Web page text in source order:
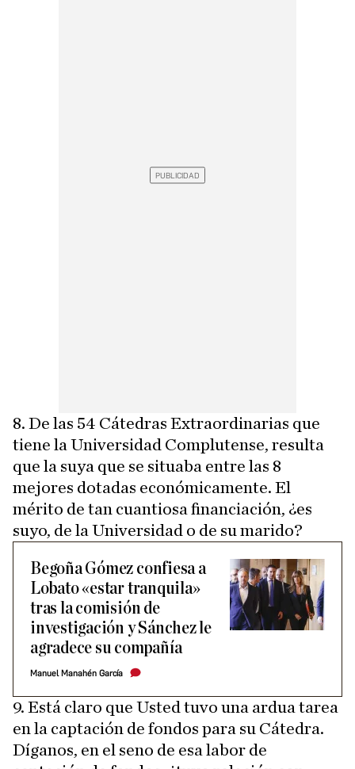
8. De las 54 Cátedras Extraordinarias que
tiene la Universidad Complutense, resulta
que la suya que se situaba entre las 8
mejores dotadas económicamente. El
mérito de tan cuantiosa financiación, ¿es
suyo, de la Universidad o de su marido?
Begoña Gómez confiesa a
Lobato «estar tranquila»
tras la comisión de
investigación y Sánchez le
agradece su compañía
Manuel Manahén García
9. Está claro que Usted tuvo una ardua tarea
en la captación de fondos para su Cátedra.
Díganos, en el seno de esa labor de